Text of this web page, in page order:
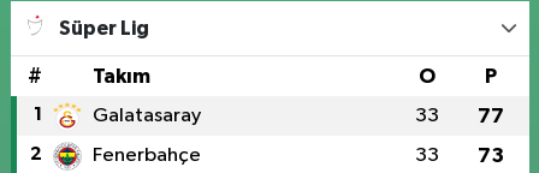
Süper Lig
# Takım O P
1 Galatasaray 33 77
2 Fenerbahçe 33 73